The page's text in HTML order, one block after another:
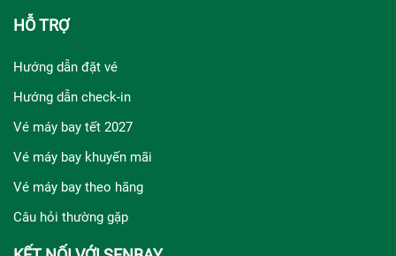
HỖ TRỢ
Hướng dẫn đặt vé
Hướng dẫn check-in
Vé máy bay tết 2027
Vé máy bay khuyến mãi
Vé máy bay theo hãng
Câu hỏi thường gặp